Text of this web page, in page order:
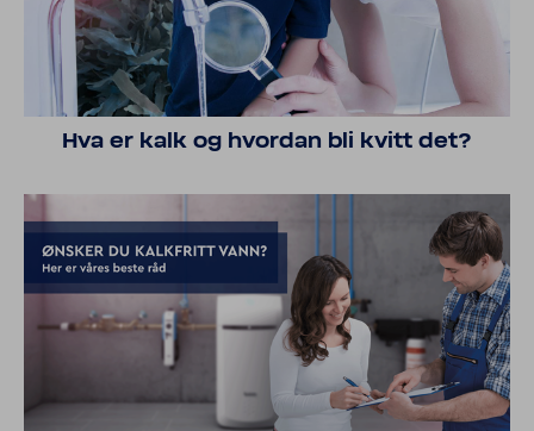
Hva er kalk og hvordan bli kvitt det?